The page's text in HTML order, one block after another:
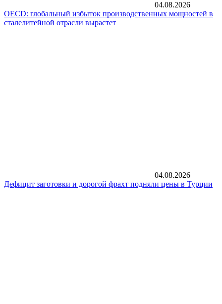
04.08.2026
OECD: глобальный избыток производственных мощностей в
сталелитейной отрасли вырастет
04.08.2026
Дефицит заготовки и дорогой фрахт подняли цены в Турции